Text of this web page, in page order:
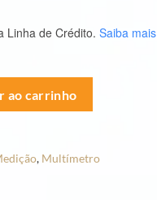
Linha de Crédito. Saiba mais
ao carrinho
, Multímetro